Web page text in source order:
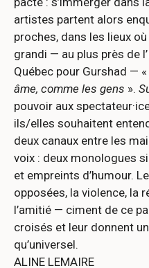
artistes partent alors
proches, dans les lieux
grandi — au plus près de
Québec pour Gurshad — «
âme, comme les gens ».
pouvoir aux
ils/elles souhaitent
deux canaux entre les
voix : deux monologues
et empreints d’humour.
opposées, la violence, la
l’amitié — ciment de ce
croisés et leur donnent
qu’universel.
ALINE LEMAIRE